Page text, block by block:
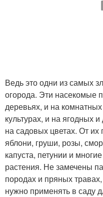
Ведь это одни из самых
огорода. Эти насекомые
деревьях, и на
культурах, и на ягодных
на садовых цветах. От их
яблони, груши, розы,
капуста, петунии и
растения. Не замечены
породах и пряных
нужно применять в саду